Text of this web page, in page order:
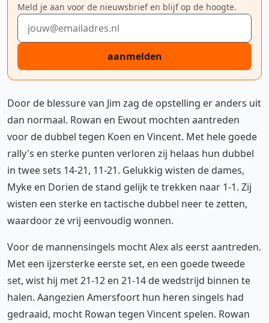
Meld je aan voor de nieuwsbrief en blijf op de hoogte.
E-mailadres
aanmelden
Door de blessure van Jim zag de opstelling er anders uit
dan normaal. Rowan en Ewout mochten aantreden
voor de dubbel tegen Koen en Vincent. Met hele goede
rally's en sterke punten verloren zij helaas hun dubbel
in twee sets 14-21, 11-21. Gelukkig wisten de dames,
Myke en Dorien de stand gelijk te trekken naar 1-1. Zij
wisten een sterke en tactische dubbel neer te zetten,
waardoor ze vrij eenvoudig wonnen.
Voor de mannensingels mocht Alex als eerst aantreden.
Met een ijzersterke eerste set, en een goede tweede
set, wist hij met 21-12 en 21-14 de wedstrijd binnen te
halen. Aangezien Amersfoort hun heren singels had
gedraaid, mocht Rowan tegen Vincent spelen. Rowan